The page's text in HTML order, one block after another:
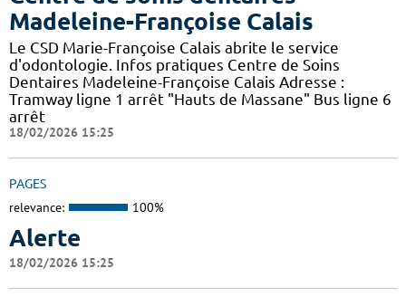
Madeleine-Françoise Calais
Le CSD Marie-Françoise Calais abrite le service
d'odontologie. Infos pratiques Centre de Soins
Dentaires Madeleine-Françoise Calais Adresse :
Tramway ligne 1 arrêt "Hauts de Massane" Bus ligne 6
arrêt
18/02/2026 15:25
PAGES
relevance: 100%
Alerte
18/02/2026 15:25